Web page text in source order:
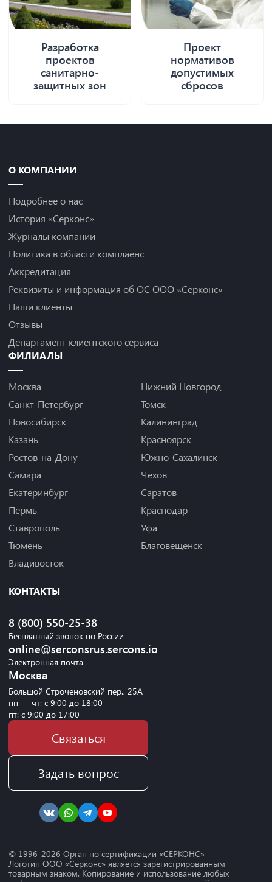
Разработка
проектов
санитарно-
защитных зон
Проект
нормативов
допустимых
сбросов
О КОМПАНИИ
Подробнее о нас
История «Серконс»
Журналы компании
Политика в области комплаенс
Аккредитация
Реквизиты и информация об ОС ООО «Серконс»
Наши клиенты
Отзывы
Департамент клиентского сервиса
ФИЛИАЛЫ
Москва
Санкт-Петербург
Новосибирск
Казань
Ростов-на-Дону
Самара
Екатеринбург
Пермь
Ставрополь
Тюмень
Владивосток
Нижний Новгород
Томск
Калининград
Красноярск
Южно-Сахалинск
Чехов
Саратов
Краснодар
Уфа
Благовещенск
КОНТАКТЫ
8 (800) 550-25-38
Бесплатный звонок по России
online@serconsrus.sercons.io
Электронная почта
Москва
Большой Строченовский пер., 25А
пн — чт: с 9:00 до 18:00
пт: с 9:00 до 17:00
Связаться
Задать вопрос
© 1996-2026 Орган по сертификации «СЕРКОНС»
Логотип ООО «Серконс» является зарегистрированным
товарным знаком. Копирование и использование любых